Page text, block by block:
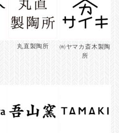
丸直製陶所
㈲ヤマカ斎木製陶
所